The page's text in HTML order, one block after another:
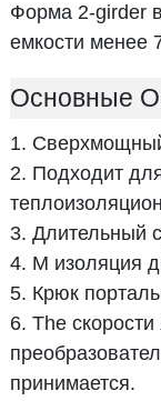
Форма 2-girder
емкости менее
Основные
1.
2. Подходит
3. Длительный
4. M изоляция
5. Крюк
6. The
принимается.